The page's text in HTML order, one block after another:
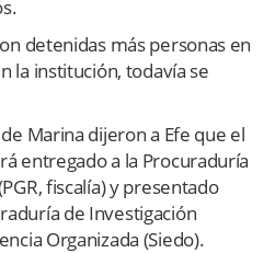
detenidas más personas en
la institución, todavía se
Marina dijeron a Efe que el
entregado a la Procuraduría
fiscalía) y presentado
de Investigación
Organizada (Siedo).